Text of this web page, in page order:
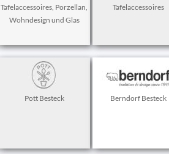
Tafelaccessoires, Porzellan,
Wohndesign und Glas
Tafelaccessoires
Pott Besteck Berndorf Besteck